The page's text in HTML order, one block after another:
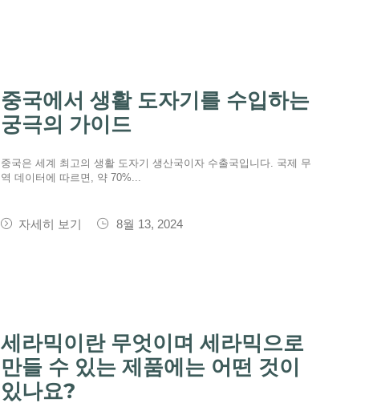
중국에서 생활 도자기를 수입하는
궁극의 가이드
중국은 세계 최고의 생활 도자기 생산국이자 수출국입니다. 국제 무
역 데이터에 따르면, 약 70%...
자세히 보기 8월 13, 2024
세라믹이란 무엇이며 세라믹으로
만들 수 있는 제품에는 어떤 것이
있나요?